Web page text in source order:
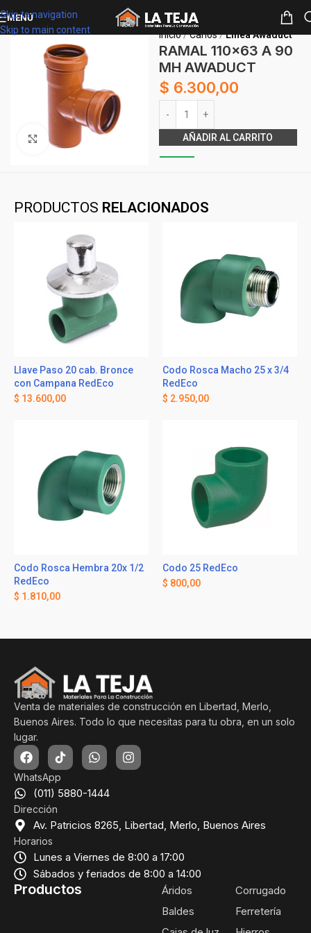
Skip to navigation
Skip to main content
MENÚ
Clickee para agrandar
Inicio Caños Línea Awaduct
RAMAL 110×63 A 90
MH AWADUCT
$ 6.300,00
AÑADIR AL CARRITO
PRODUCTOS RELACIONADOS
Llave Paso 20 cab. Bronce
con Campana RedEco
$ 13.600,00
Codo Rosca Macho 25 x 3/4
RedEco
$ 2.950,00
Codo Rosca Hembra 20x 1/2
RedEco
$ 1.810,00
Codo 25 RedEco
$ 800,00
Venta de materiales de construcción en Libertad, Merlo,
Buenos Aires. Todo lo que necesitas para tu obra, en un solo
lugar.
WhatsApp
(011) 5880-1444
Dirección
Av. Patricios 8265, Libertad, Merlo, Buenos Aires
Horarios
Lunes a Viernes de 8:00 a 17:00
Sábados y feriados de 8:00 a 14:00
Productos
Áridos
Baldes
Corrugado
Ferretería